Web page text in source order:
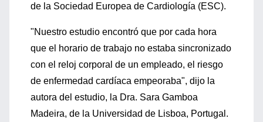
de la Sociedad Europea de Cardiología (ESC).
"Nuestro estudio encontró que por cada hora
que el horario de trabajo no estaba sincronizado
con el reloj corporal de un empleado, el riesgo
de enfermedad cardíaca empeoraba", dijo la
autora del estudio, la Dra. Sara Gamboa
Madeira, de la Universidad de Lisboa, Portugal.